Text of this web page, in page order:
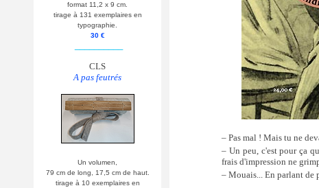
format 11,2 x 9 cm.
tirage à 131 exemplaires en
typographie.
30 €
CLS
A pas feutrés
Un volumen,
79 cm de long, 17,5 cm de haut.
tirage à 10 exemplaires en
– Pas mal ! Mais tu ne
– Un peu, c'est pour ça
frais d'impression ne
– Mouais... En parlant de